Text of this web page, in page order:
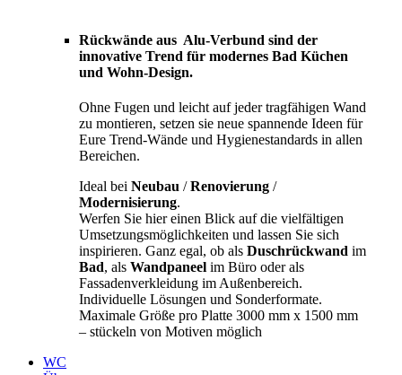
Rückwände aus Alu-Verbund sind der
innovative Trend für modernes Bad Küchen
und Wohn-Design.
Ohne Fugen und leicht auf jeder tragfähigen Wand
zu montieren, setzen sie neue spannende Ideen für
Eure Trend-Wände und Hygienestandards in allen
Bereichen.
Ideal bei Neubau /Renovierung /
Modernisierung.
Werfen Sie hier einen Blick auf die vielfältigen
Umsetzungsmöglichkeiten und lassen Sie sich
inspirieren. Ganz egal, ob als Duschrückwand im
Bad, als Wandpaneel im Büro oder als
Fassadenverkleidung im Außenbereich.
Individuelle Lösungen und Sonderformate.
Maximale Größe pro Platte 3000 mm x 1500 mm
– stückeln von Motiven möglich
WC